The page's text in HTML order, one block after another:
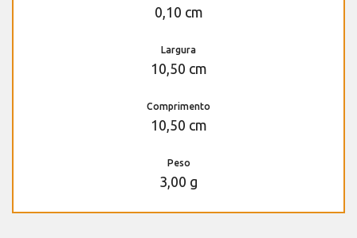
0,10 cm
Largura
10,50 cm
Comprimento
10,50 cm
Peso
3,00 g